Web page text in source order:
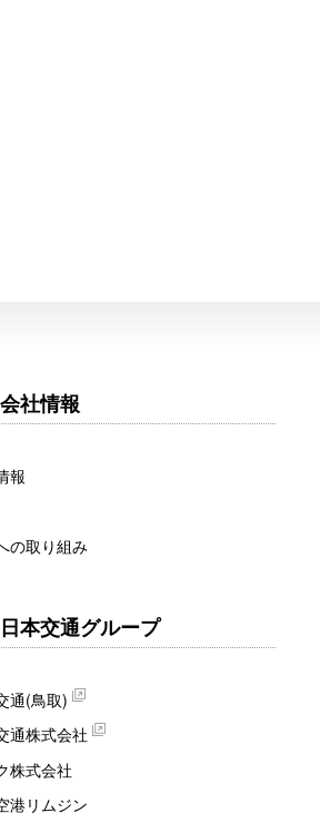
会社情報
報
の取り組み
日本交通グループ
通(鳥取)
通株式会社
株式会社
港リムジン